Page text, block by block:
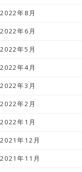
2022年8月
2022年6月
2022年5月
2022年4月
2022年3月
2022年2月
2022年1月
2021年12月
2021年11月